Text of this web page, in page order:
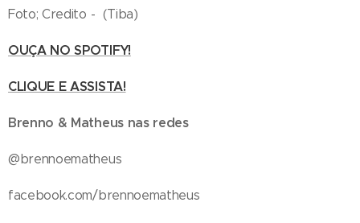
Foto; Credito - (Tiba)
OUÇA NO SPOTIFY!
CLIQUE E ASSISTA!
Brenno & Matheus nas redes
@brennoematheus
facebook.com/brennoematheus